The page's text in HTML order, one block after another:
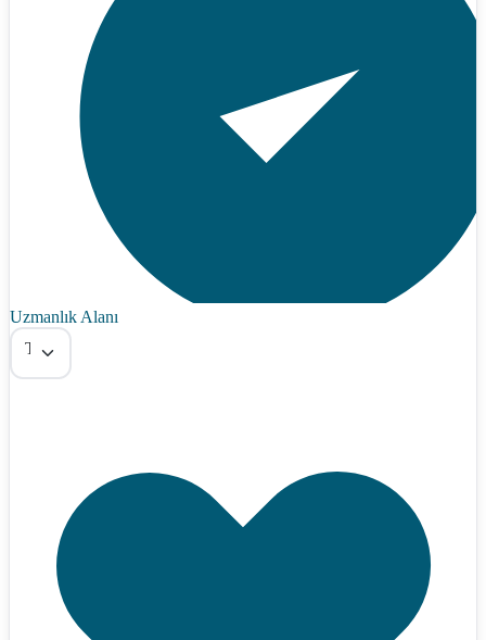
Uzmanlık Alanı
Tümü